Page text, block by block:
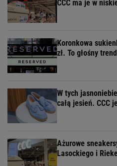
CCC ma je w
Koronkowa
zł. To głośny
W tych
całą jesień. CCC
Ażurowe
Lasockiego i